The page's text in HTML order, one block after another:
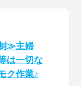
≫主婦
は一切な
ク作業♪